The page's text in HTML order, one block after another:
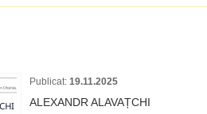
Publicat: 19.11.2025
ALEXANDR ALAVAȚCHI